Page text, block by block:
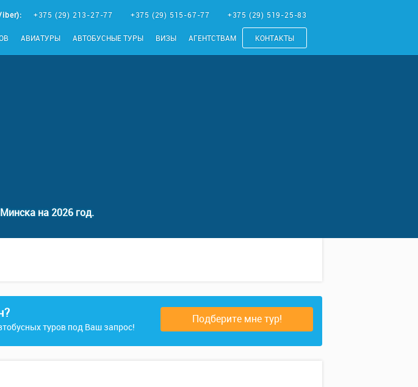
+375 (29) 213-27-77 +375 (29) 515-67-77 +375 (29) 519-25-83
АВИАТУРЫ АВТОБУСНЫЕ ТУРЫ ВИЗЫ АГЕНТСТВАМ КОНТАКТЫ
на 2026 год.
туров под Ваш запрос!
Подберите мне тур!